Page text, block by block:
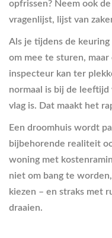
opfrissen? Neem ook
vragenlijst, lijst van
Als je tijdens de
om mee te sturen,
inspecteur kan ter
normaal is bij de
vlag is. Dat maakt het
Een droomhuis wordt
bijbehorende realiteit
woning met
niet om bang te
kiezen – en straks met
draaien.